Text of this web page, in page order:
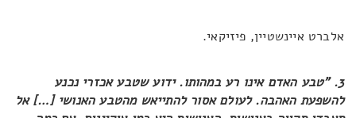
אלברט איינשטיין, פיזיקאי.
3. "טבע האדם אינו רע במהותו. ידוע שטבע אכזרי נכנע
להשפעת האהבה. לעולם אסור להתייאש מהטבע האנושי […] אל